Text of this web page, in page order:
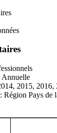
Annuelle
2015,
Région Pays de